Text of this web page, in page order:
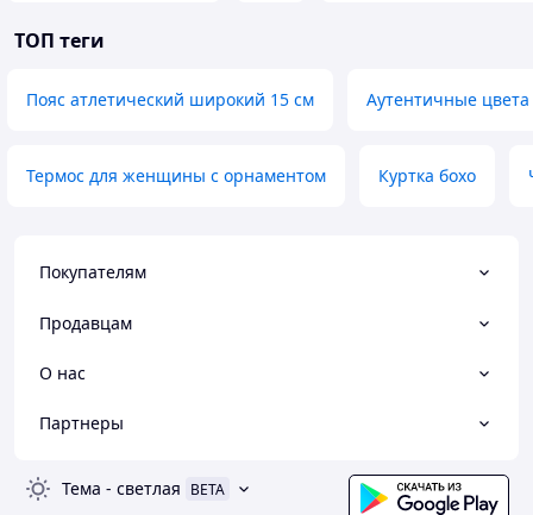
ТОП теги
Пояс атлетический широкий 15 см Аутентичные цвета
Термос для женщины с орнаментом Куртка бохо
Покупателям
Продавцам
О нас
Партнеры
Тема - светлая BETA